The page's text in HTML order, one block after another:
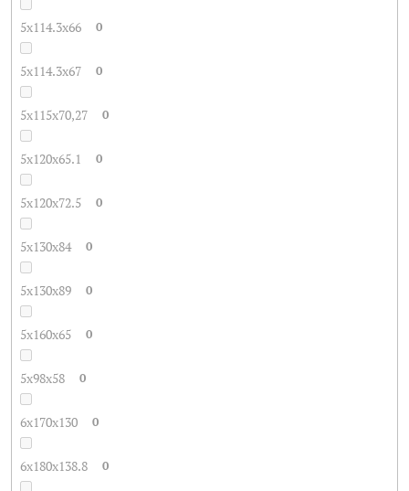
5x114.3x66 0
5x114.3x67 0
5x115x70,27 0
5x120x65.1 0
5x120x72.5 0
5x130x84 0
5x130x89 0
5x160x65 0
5x98x58 0
6x170x130 0
6x180x138.8 0